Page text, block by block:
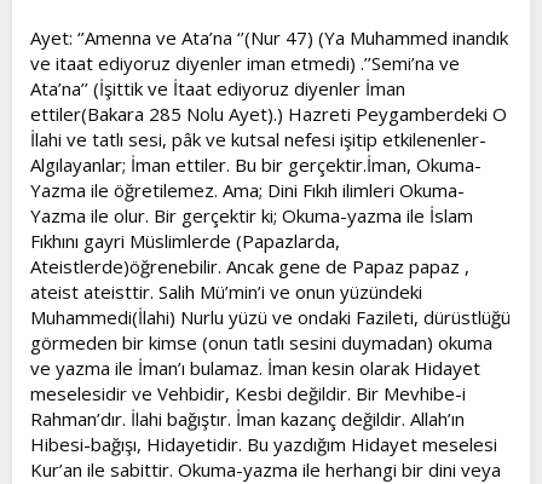
Ayet: ‘’Amenna ve Ata’na ‘’(Nur 47) (Ya Muhammed inandık
ve itaat ediyoruz diyenler iman etmedi) .’’Semi’na ve
Ata’na’’ (İşittik ve İtaat ediyoruz diyenler İman
ettiler(Bakara 285 Nolu Ayet).) Hazreti Peygamberdeki O
İlahi ve tatlı sesi, pâk ve kutsal nefesi işitip etkilenenler-
Algılayanlar; İman ettiler. Bu bir gerçektir.İman, Okuma-
Yazma ile öğretilemez. Ama; Dini Fıkıh ilimleri Okuma-
Yazma ile olur. Bir gerçektir ki; Okuma-yazma ile İslam
Fıkhını gayri Müslimlerde (Papazlarda,
Ateistlerde)öğrenebilir. Ancak gene de Papaz papaz ,
ateist ateisttir. Salih Mü’min’i ve onun yüzündeki
Muhammedi(İlahi) Nurlu yüzü ve ondaki Fazileti, dürüstlüğü
görmeden bir kimse (onun tatlı sesini duymadan) okuma
ve yazma ile İman’ı bulamaz. İman kesin olarak Hidayet
meselesidir ve Vehbidir, Kesbi değildir. Bir Mevhibe-i
Rahman’dır. İlahi bağıştır. İman kazanç değildir. Allah’ın
Hibesi-bağışı, Hidayetidir. Bu yazdığım Hidayet meselesi
Kur’an ile sabittir. Okuma-yazma ile herhangi bir dini veya